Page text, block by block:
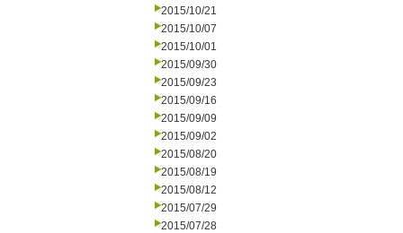
2015/10/21
2015/10/07
2015/10/01
2015/09/30
2015/09/23
2015/09/16
2015/09/09
2015/09/02
2015/08/20
2015/08/19
2015/08/12
2015/07/29
2015/07/28